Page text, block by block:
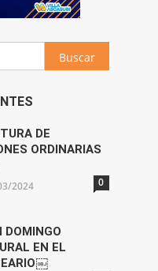
Buscar:
DE
ORDINARIAS
2024 0
DOMINGO
EN EL